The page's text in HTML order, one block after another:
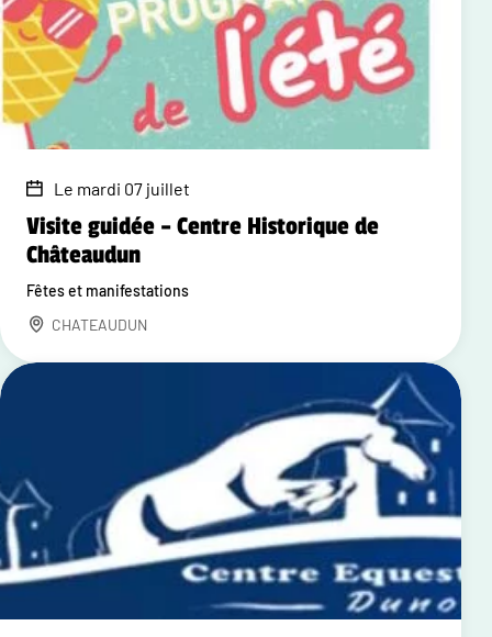
Le mardi 07 juillet
Visite guidée – Centre Historique de
Châteaudun
Fêtes et manifestations
CHATEAUDUN